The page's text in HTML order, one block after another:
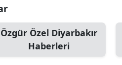
Özgür Özel Diyarbakır
Haberleri